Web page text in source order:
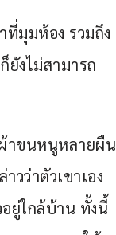
มุมห้อง รวมถึง
ยังไม่สามารถ
าขนหนูหลายผืน
วว่าตัวเขาเอง
ยู่ใกล้บ้าน ทั้งนี้